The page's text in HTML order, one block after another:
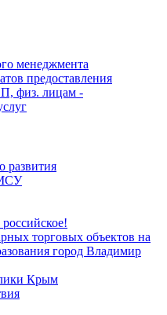
менеджмента
предоставления
физ. лицам -
развития
торговых объектов на
город Владимир
Крым